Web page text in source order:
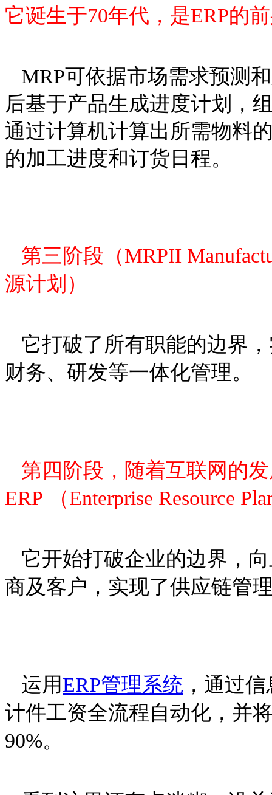
它诞生于70年代，是ERP的
MRP可依据市场需求预测
后基于产品生成进度计划，
通过计算机计算出所需物料
的加工进度和订货日程。
第三阶段（MRPII
源计划）
它打破了所有职能的边界
财务、研发等一体化管理。
第四阶段，随着互联网的
ERP （Enterprise Resource
它开始打破企业的边界，
商及客户，实现了供应链管
运用ERP管理系统 ，通过
计件工资全流程自动化，并
90%。